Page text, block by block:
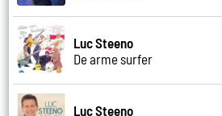
Luc Steeno
De arme surfer
Luc Steeno